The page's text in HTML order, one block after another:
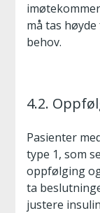
må tas
behov.
4.2.
Pasienter
type 1, som
oppfølging
ta
justere